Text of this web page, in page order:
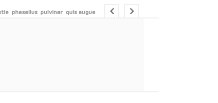
phasellus pulvinar quis augue